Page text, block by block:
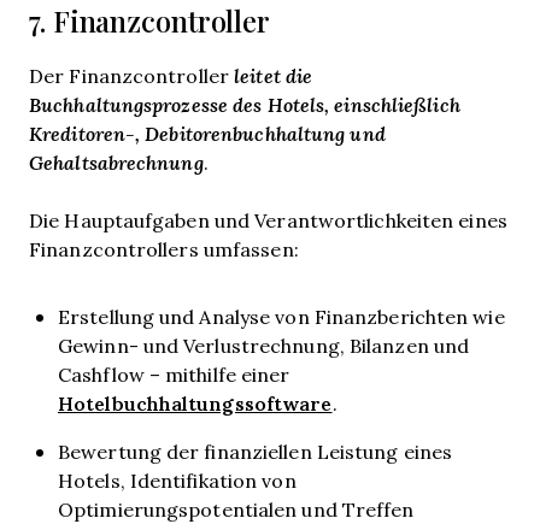
7. Finanzcontroller
Der Finanzcontrollerleitet die
Buchhaltungsprozesse des Hotels, einschließlich
Kreditoren-, Debitorenbuchhaltung und
Gehaltsabrechnung.
Die Hauptaufgaben und Verantwortlichkeiten eines
Finanzcontrollers umfassen:
Erstellung und Analyse von Finanzberichten wie
Gewinn- und Verlustrechnung, Bilanzen und
Cashflow – mithilfe einer
Hotelbuchhaltungssoftware.
Bewertung der finanziellen Leistung eines
Hotels, Identifikation von
Optimierungspotentialen und Treffen